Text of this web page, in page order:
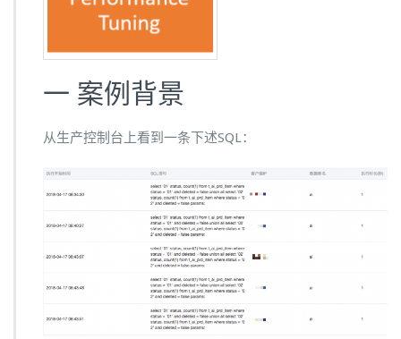
一 案例背景
从生产控制台上看到一条下述SQL：